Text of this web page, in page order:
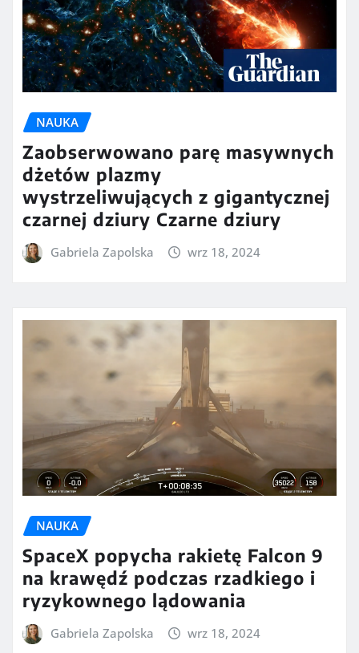
NAUKA
Zaobserwowano parę masywnych
dżetów plazmy
wystrzeliwujących z gigantycznej
czarnej dziury Czarne dziury
Gabriela Zapolska wrz 18, 2024
NAUKA
SpaceX popycha rakietę Falcon 9
na krawędź podczas rzadkiego i
ryzykownego lądowania
Gabriela Zapolska wrz 18, 2024